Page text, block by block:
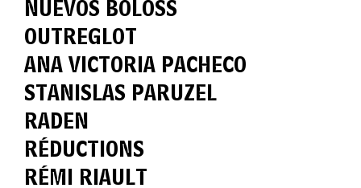
NUEVOS BOLOSS
OUTREGLOT
ANA VICTORIA PACHECO
STANISLAS PARUZEL
RADEN
RÉDUCTIONS
RÉMI RIAULT